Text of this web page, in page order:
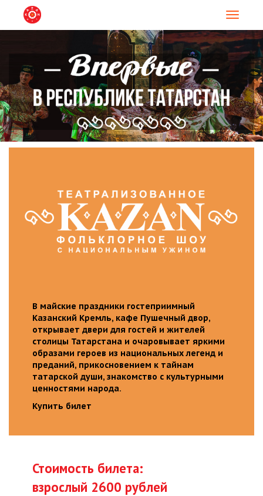
В майские праздники гостеприимный
Казанский Кремль, кафе Пушечный двор,
открывает двери для гостей и жителей
столицы Татарстана и очаровывает яркими
образами героев из национальных легенд и
преданий, прикосновением к тайнам
татарской души, знакомство с культурными
ценностями народа.
Купить билет
Стоимость билета:
взрослый 2600 рублей